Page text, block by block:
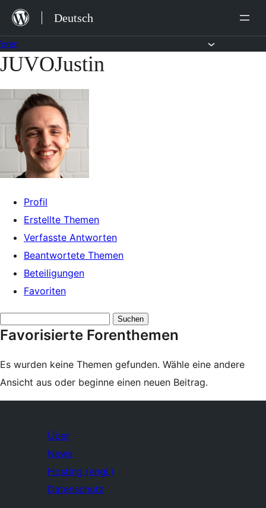
Zum
Inhalt
springen
Deutsch
Zum
springen
JUVOJustin
Profil
Erstellte Themen
Verfasste Antworten
Beantwortete Themen
Beteiligungen
Favoriten
suchen:
Favorisierte Forenthemen
Es wurden keine Themen gefunden. Wähle eine andere
Ansicht aus oder beginne einen neuen Beitrag.
Über
News
Hosting (engl.)
Datenschutz